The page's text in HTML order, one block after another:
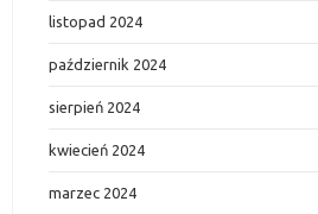
listopad 2024
październik 2024
sierpień 2024
kwiecień 2024
marzec 2024